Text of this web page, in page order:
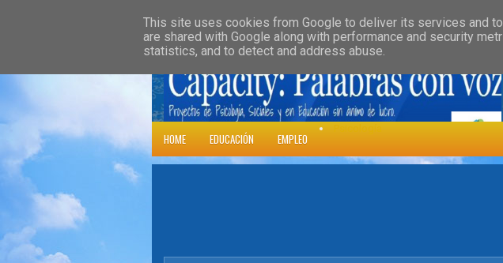
HOME DOWNLOADS » PARENT CATEGORY » FEATURED HEALTH »
HOME EDUCACIÓN EMPLEO
This site uses cookies from Google to deliver its services and
are shared with Google along with performance and security
statistics, and to detect and address abuse.